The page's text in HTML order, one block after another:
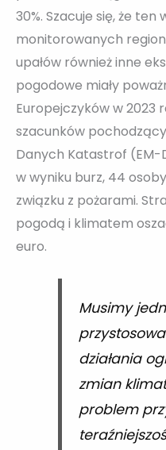
30%. Szacuje się, że
monitorowanych
upałów również inne
pogodowe miały
Europejczyków w 2023
szacunków
Danych Katastrof (EM-
w wyniku burz, 44
związku z pożarami.
pogodą i klimatem
euro.
Musimy
działania
zmian
problem